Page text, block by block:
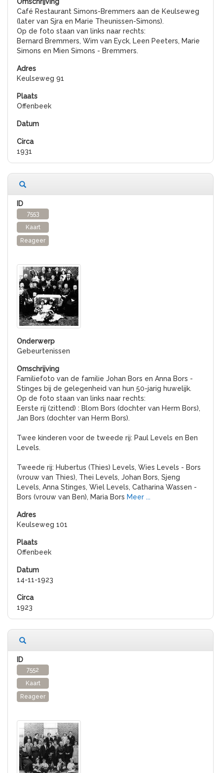
Café Restaurant Simons-Bremmers aan de Keulseweg
(later van Sjra en Marie Theunissen-Simons).
Op de foto staan van links naar rechts:
Bernard Bremmers, Wim van Eyck, Leen Peeters, Marie
Simons en Mien Simons - Bremmers.
Keulseweg 91
Offenbeek
1931
7553
Kaart
Reageer
Gebeurtenissen
Familiefoto van de familie Johan Bors en Anna Bors -
Stinges bij de gelegenheid van hun 50-jarig huwelijk.
Op de foto staan van links naar rechts:
Eerste rij (zittend) : Blom Bors (dochter van Herm Bors),
Jan Bors (dochter van Herm Bors).
Twee kinderen voor de tweede rij: Paul Levels en Ben
Levels.
Tweede rij: Hubertus (Thies) Levels, Wies Levels - Bors
(vrouw van Thies), Thei Levels, Johan Bors, Sjeng
Levels, Anna Stinges, Wiel Levels, Catharina Wassen -
Bors (vrouw van Ben), Maria Bors Meer ...
Keulseweg 101
Offenbeek
14-11-1923
1923
7552
Kaart
Reageer